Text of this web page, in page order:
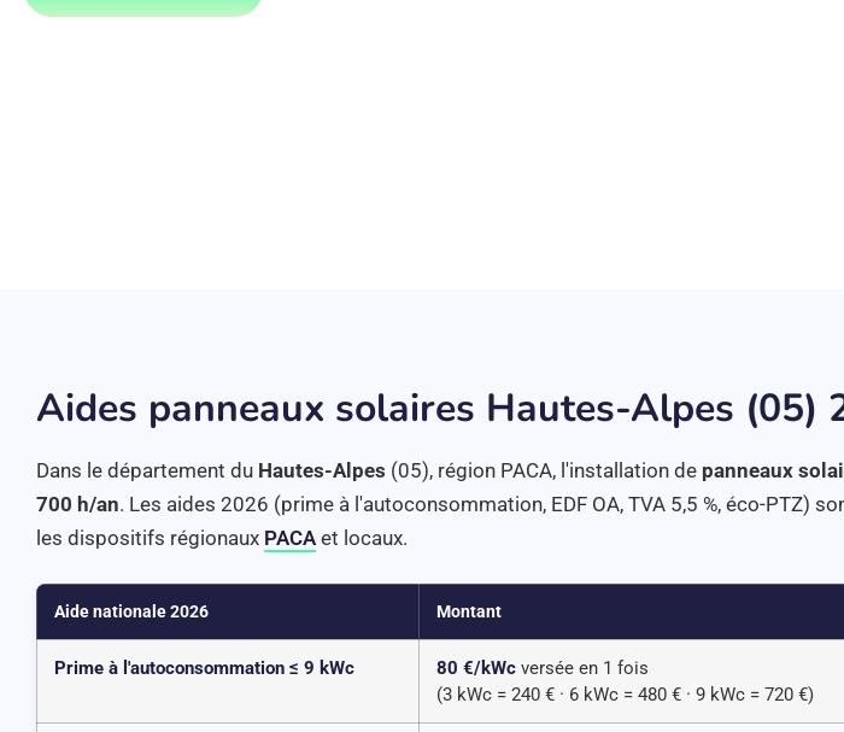
Aides panneaux solaires Hautes-Alpes (05)
Dans le département du Hautes-Alpes (05), région PACA, l'installation de panneaux
700 h/an. Les aides 2026 (prime à l'autoconsommation, EDF OA, TVA 5,5 %, éco-PTZ)
les dispositifs régionaux PACA et locaux.
Aide nationale 2026 Montant
Prime à l'autoconsommation ≤ 9 kWc 80 €/kWc versée en 1 fois
(3 kWc = 240 € · 6 kWc = 480 € · 9 kWc = 720 €)